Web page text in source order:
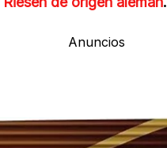
Anuncios